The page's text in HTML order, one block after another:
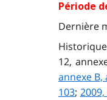
Période
Dernière
Historique
12,
annexe B,
103;